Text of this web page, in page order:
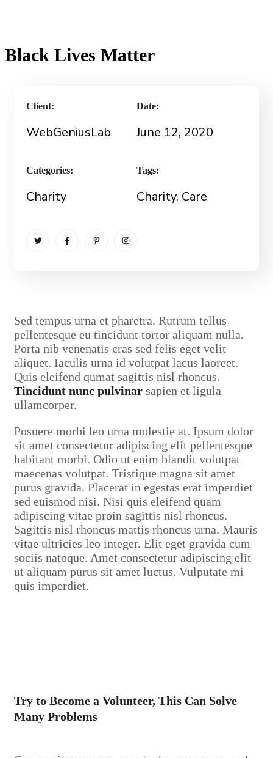
Black Lives Matter
Sed tempus urna et pharetra. Rutrum tellus
pellentesque eu tincidunt tortor aliquam nulla.
Porta nib venenatis cras sed felis eget velit
aliquet. Iaculis urna id volutpat lacus laoreet.
Quis eleifend qumat sagittis nisl rhoncus.
Tincidunt nunc pulvinar sapien et ligula
ullamcorper.
Posuere morbi leo urna molestie at. Ipsum dolor
sit amet consectetur adipiscing elit pellentesque
habitant morbi. Odio ut enim blandit volutpat
maecenas volutpat. Tristique magna sit amet
purus gravida. Placerat in egestas erat imperdiet
sed euismod nisi. Nisi quis eleifend quam
adipiscing vitae proin sagittis nisl rhoncus.
Sagittis nisl rhoncus mattis rhoncus urna. Mauris
vitae ultricies leo integer. Elit eget gravida cum
sociis natoque. Amet consectetur adipiscing elit
ut aliquam purus sit amet luctus. Vulputate mi
quis imperdiet.
Client:
WebGeniusLab
Date:
June 12, 2020
Categories:
Charity
Tags:
Charity, Care
Try to Become a Volunteer, This Can Solve
Many Problems